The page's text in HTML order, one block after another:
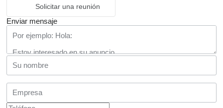
Solicitar una reunión
Enviar mensaje